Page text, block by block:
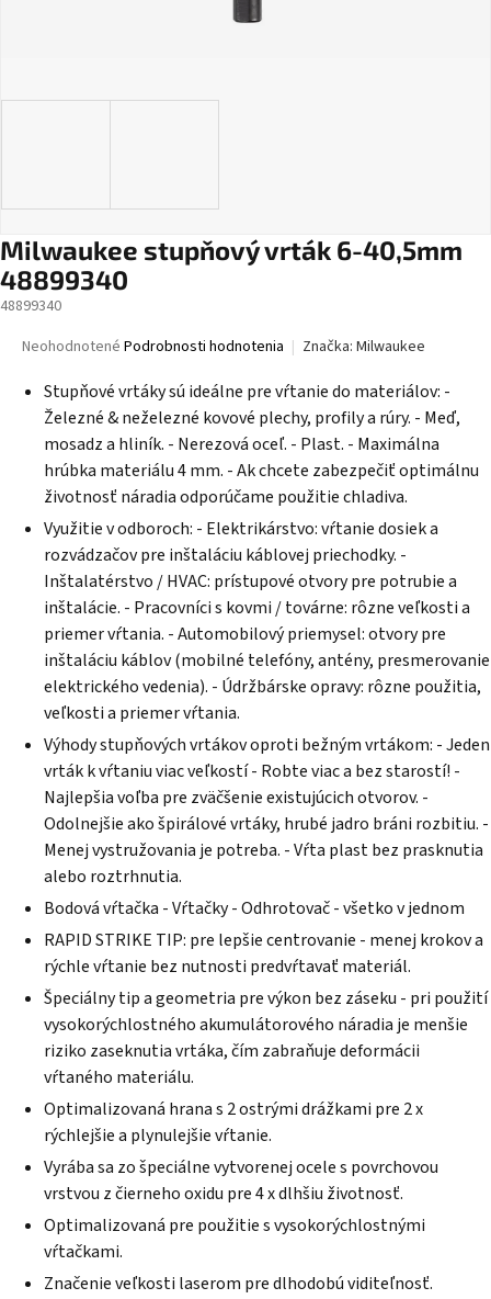
Milwaukee stupňový vrták 6-40,5mm
48899340
48899340
Priemerné
produktu
hviezdičiek.
Neohodnotené Podrobnosti hodnotenia Značka: Milwaukee
Stupňové vrtáky sú ideálne pre vŕtanie do materiálov: -
Železné & neželezné kovové plechy, profily a rúry. - Meď,
mosadz a hliník. - Nerezová oceľ. - Plast. - Maximálna
hrúbka materiálu 4 mm. - Ak chcete zabezpečiť optimálnu
životnosť náradia odporúčame použitie chladiva.
Využitie v odboroch: - Elektrikárstvo: vŕtanie dosiek a
rozvádzačov pre inštaláciu káblovej priechodky. -
Inštalatérstvo / HVAC: prístupové otvory pre potrubie a
inštalácie. - Pracovníci s kovmi / továrne: rôzne veľkosti a
priemer vŕtania. - Automobilový priemysel: otvory pre
inštaláciu káblov (mobilné telefóny, antény, presmerovanie
elektrického vedenia). - Údržbárske opravy: rôzne použitia,
veľkosti a priemer vŕtania.
Výhody stupňových vrtákov oproti bežným vrtákom: - Jeden
vrták k vŕtaniu viac veľkostí - Robte viac a bez starostí! -
Najlepšia voľba pre zväčšenie existujúcich otvorov. -
Odolnejšie ako špirálové vrtáky, hrubé jadro bráni rozbitiu. -
Menej vystružovania je potreba. - Vŕta plast bez prasknutia
alebo roztrhnutia.
Bodová vŕtačka - Vŕtačky - Odhrotovač - všetko v jednom
RAPID STRIKE TIP: pre lepšie centrovanie - menej krokov a
rýchle vŕtanie bez nutnosti predvŕtavať materiál.
Špeciálny tip a geometria pre výkon bez záseku - pri použití
vysokorýchlostného akumulátorového náradia je menšie
riziko zaseknutia vrtáka, čím zabraňuje deformácii
vŕtaného materiálu.
Optimalizovaná hrana s 2 ostrými drážkami pre 2 x
rýchlejšie a plynulejšie vŕtanie.
Vyrába sa zo špeciálne vytvorenej ocele s povrchovou
vrstvou z čierneho oxidu pre 4 x dlhšiu životnosť.
Optimalizovaná pre použitie s vysokorýchlostnými
vŕtačkami.
Značenie veľkosti laserom pre dlhodobú viditeľnosť.